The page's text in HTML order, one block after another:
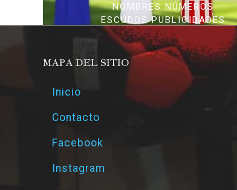
NOMBRES NÚMEROS
ESCUDOS PUBLICIDADES
MAPA DEL SITIO
Inicio
Contacto
Facebook
Instagram